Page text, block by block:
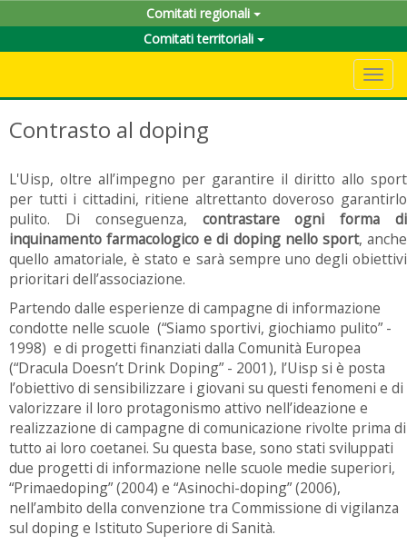
Comitati regionali
Comitati territoriali
Contrasto al doping
L'Uisp, oltre all’impegno per garantire il diritto allo sport
per tutti i cittadini, ritiene altrettanto doveroso garantirlo
pulito. Di conseguenza, contrastare ogni forma di
inquinamento farmacologico e di doping nello sport, anche
quello amatoriale, è stato e sarà sempre uno degli obiettivi
prioritari dell’associazione.
Partendo dalle esperienze di campagne di informazione
condotte nelle scuole (“Siamo sportivi, giochiamo pulito” -
1998) e di progetti finanziati dalla Comunità Europea
(“Dracula Doesn’t Drink Doping” - 2001), l’Uisp si è posta
l’obiettivo di sensibilizzare i giovani su questi fenomeni e di
valorizzare il loro protagonismo attivo nell’ideazione e
realizzazione di campagne di comunicazione rivolte prima di
tutto ai loro coetanei. Su questa base, sono stati sviluppati
due progetti di informazione nelle scuole medie superiori,
“Primaedoping” (2004) e “Asinochi-doping” (2006),
nell’ambito della convenzione tra Commissione di vigilanza
sul doping e Istituto Superiore di Sanità.